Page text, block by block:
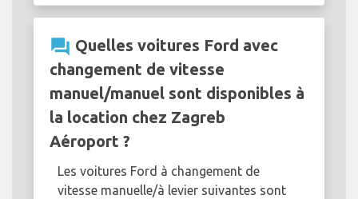
question_answer Quelles voitures Ford avec
changement de vitesse
manuel/manuel sont disponibles à
la location chez Zagreb
Aéroport ?
Les voitures Ford à changement de
vitesse manuelle/à levier suivantes sont